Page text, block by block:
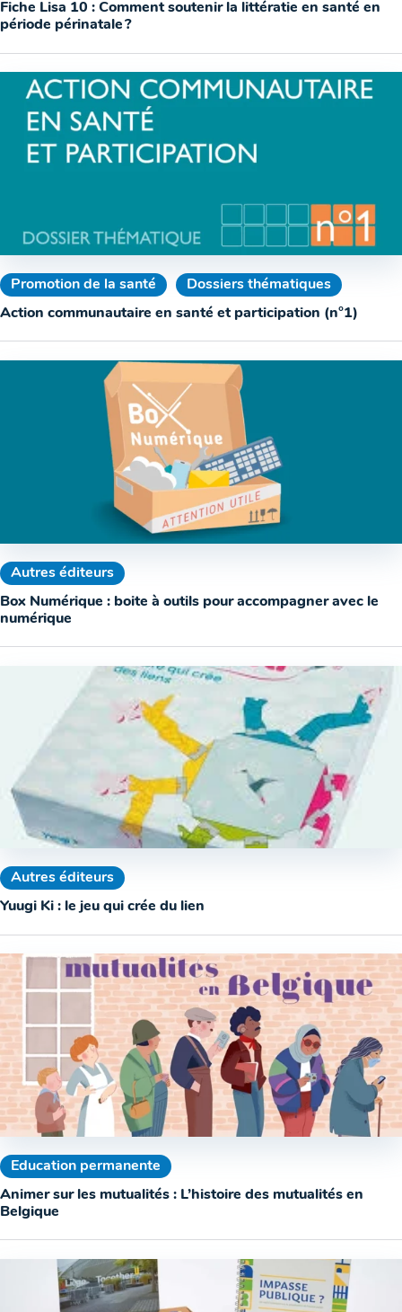
Fiche Lisa 10 : Comment soutenir la littératie en santé en
période périnatale ?
Promotion de la santé
Dossiers thématiques
Action communautaire en santé et participation (n°1)
Autres éditeurs
Box Numérique : boite à outils pour accompagner avec le
numérique
Autres éditeurs
Yuugi Ki : le jeu qui crée du lien
Education permanente
Animer sur les mutualités : L’histoire des mutualités en
Belgique